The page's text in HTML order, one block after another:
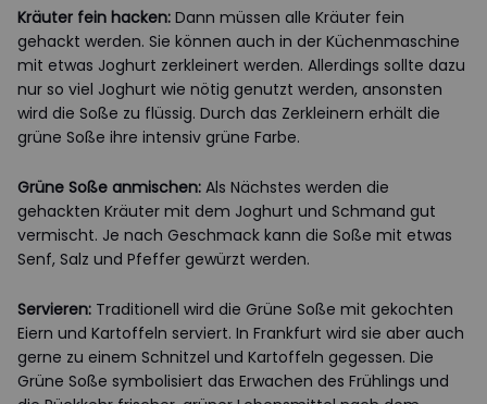
Kräuter fein hacken: Dann müssen alle Kräuter fein
gehackt werden. Sie können auch in der Küchenmaschine
mit etwas Joghurt zerkleinert werden. Allerdings sollte dazu
nur so viel Joghurt wie nötig genutzt werden, ansonsten
wird die Soße zu flüssig. Durch das Zerkleinern erhält die
grüne Soße ihre intensiv grüne Farbe.
Grüne Soße anmischen: Als Nächstes werden die
gehackten Kräuter mit dem Joghurt und Schmand gut
vermischt. Je nach Geschmack kann die Soße mit etwas
Senf, Salz und Pfeffer gewürzt werden.
Servieren: Traditionell wird die Grüne Soße mit gekochten
Eiern und Kartoffeln serviert. In Frankfurt wird sie aber auch
gerne zu einem Schnitzel und Kartoffeln gegessen. Die
Grüne Soße symbolisiert das Erwachen des Frühlings und